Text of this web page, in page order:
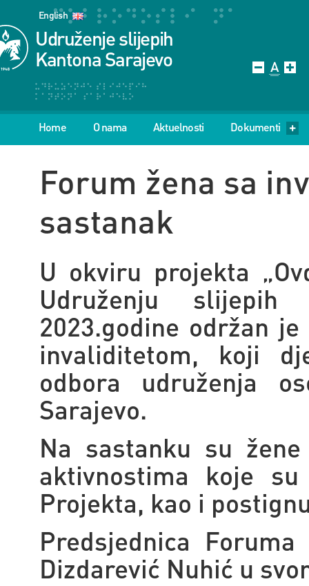
English
Udruženje slijepih
Kantona Sarajevo
Home O nama Aktuelnosti Dokumenti
Forum žena sa
sastanak
U okviru projekta
Udruženju slijepih
2023.godine održan
invaliditetom, koji
odbora udruženja
Sarajevo.
Na sastanku su
aktivnostima koje
Projekta, kao i
Predsjednica
Dizdarević Nuhić u